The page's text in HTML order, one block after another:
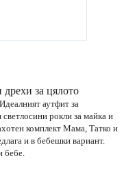
за цялото
аутфит за
рокли за майка и
комплект Мама, Татко и
и в бебешки вариант.
бебе.